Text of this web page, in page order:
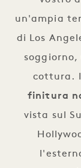
un'ampia
di Los
cottura. I
finitura
vista sul